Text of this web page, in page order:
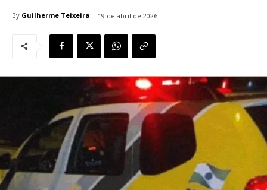
By Guilherme Teixeira 19 de abril de 2026